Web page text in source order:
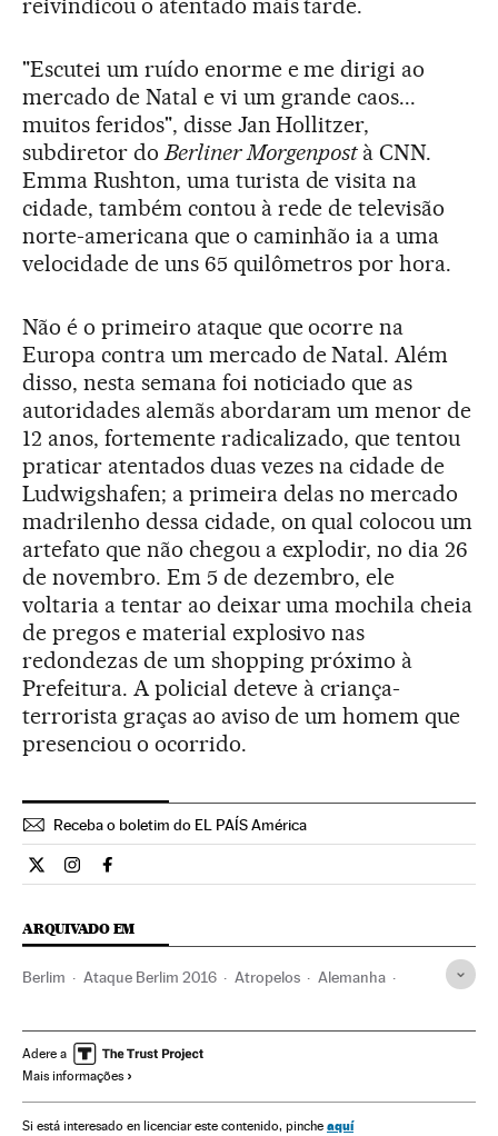
reivindicou o atentado mais tarde.
"Escutei um ruído enorme e me dirigi ao
mercado de Natal e vi um grande caos...
muitos feridos", disse Jan Hollitzer,
subdiretor doBerliner Morgenpostà CNN.
Emma Rushton, uma turista de visita na
cidade, também contou à rede de televisão
norte-americana que o caminhão ia a uma
velocidade de uns 65 quilômetros por hora.
Não é o primeiro ataque que ocorre na
Europa contra um mercado de Natal. Além
disso, nesta semana foi noticiado que as
autoridades alemãs abordaram um menor de
12 anos, fortemente radicalizado, que tentou
praticar atentados duas vezes na cidade de
Ludwigshafen; a primeira delas no mercado
madrilenho dessa cidade, on qual colocou um
artefato que não chegou a explodir, no dia 26
de novembro. Em 5 de dezembro, ele
voltaria a tentar ao deixar uma mochila cheia
de pregos e material explosivo nas
redondezas de um shopping próximo à
Prefeitura. A policial deteve à criança-
terrorista graças ao aviso de um homem que
presenciou o ocorrido.
Receba o boletim do EL PAÍS América
Internacional El País Brasil en Twitter
Internacional El País Brasil en Instagram
Internacional El País Brasil en Facebook
ARQUIVADO EM
Berlim Ataque Berlim 2016 Atropelos Alemanha
Atentados terroristas Tráfego
Transporte
Adere a
Mais informações
Si está interesado en licenciar este contenido, pinche aquí